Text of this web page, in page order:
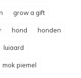
grow a gift
hond honden
luiaard
mok piemel